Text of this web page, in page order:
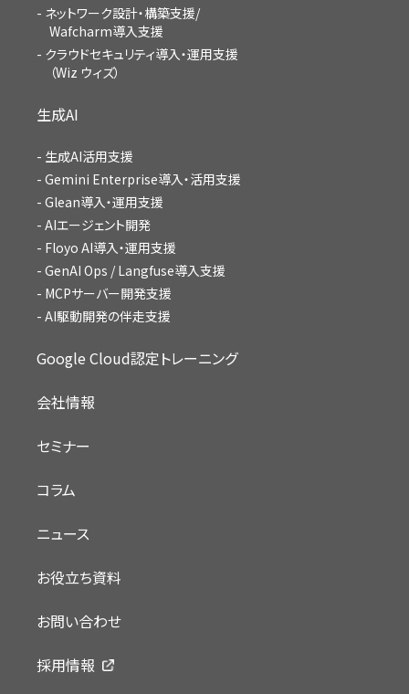
ネットワーク設計・構築支援/
Wafcharm導入支援
クラウドセキュリティ導入・運用支援
（Wiz ウィズ）
生成AI
生成AI活用支援
Gemini Enterprise導入・活用支援
Glean導入・運用支援
AIエージェント開発
Floyo AI導入・運用支援
GenAI Ops / Langfuse導入支援
MCPサーバー開発支援
AI駆動開発の伴走支援
Google Cloud認定トレーニング
会社情報
セミナー
コラム
ニュース
お役立ち資料
お問い合わせ
採用情報